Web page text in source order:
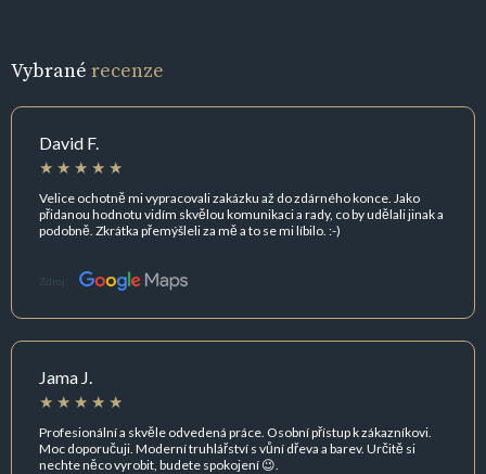
Vybrané recenze
David F.
Velice ochotně mi vypracovali zakázku až do zdárného konce. Jako
přidanou hodnotu vidím skvělou komunikaci a rady, co by udělali jinak a
podobně. Zkrátka přemýšleli za mě a to se mi líbilo. :-)
Zdroj:
Jama J.
Profesionální a skvěle odvedená práce. Osobní přístup k zákazníkovi.
Moc doporučuji. Moderní truhlářství s vůní dřeva a barev. Určitě si
nechte něco vyrobit, budete spokojení 😉.